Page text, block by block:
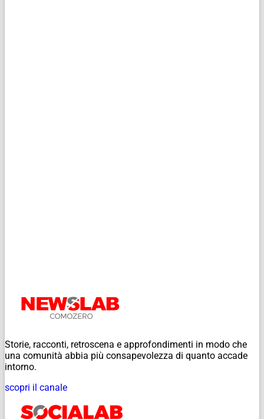
Storie, racconti, retroscena e approfondimenti in modo che
una comunità abbia più consapevolezza di quanto accade
intorno.
scopri il canale